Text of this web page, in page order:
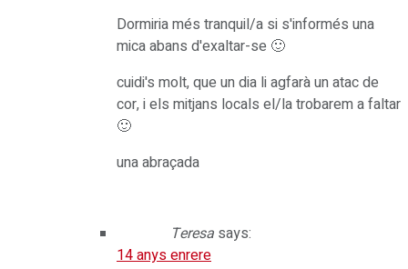
Dormiria més tranquil/a si s'informés una
mica abans d'exaltar-se 🙂
cuidi's molt, que un dia li agfarà un atac de
cor, i els mitjans locals el/la trobarem a faltar
🙂
una abraçada
Teresa says:
14 anys enrere